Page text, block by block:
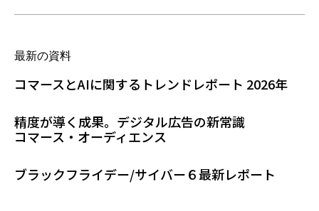
最新の資料
コマースとAIに関するトレンドレポート 2026年
精度が導く成果。デジタル広告の新常識
コマース・オーディエンス
ブラックフライデー/サイバー６最新レポート